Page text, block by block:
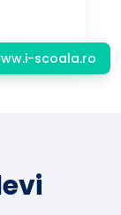
scoala.ro